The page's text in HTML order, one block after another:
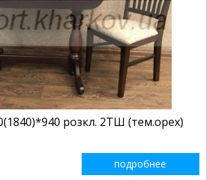
розкл. 2ТШ (тем.орех)
подробнее